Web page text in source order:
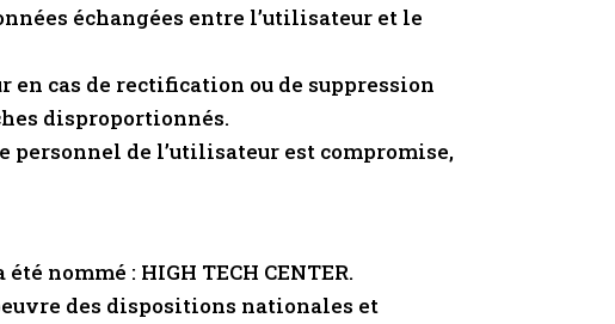
échangées entre l’utilisateur et le
en cas de rectification ou de suppression
disproportionnés.
personnel de l’utilisateur est compromise,
nommé : HIGH TECH CENTER.
des dispositions nationales et